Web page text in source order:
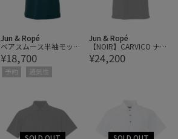
Jun & Ropé
ベアスムース半袖モック
ネックシャツ/UV・吸
水・接触冷感
¥18,700
予約 通気性
Jun & Ropé
【NOIR】CARVICO ナイ
ロントリコットジャージ
ーハイネックシャツ/U
¥24,200